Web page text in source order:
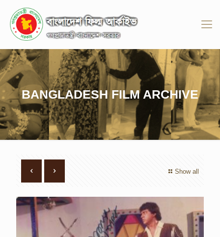
BANGLADESH FILM ARCHIVE
Show all